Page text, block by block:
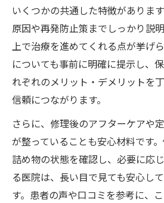
いくつかの共通した特徴がありま
原因や再発防止策までしっかり説
上で治療を進めてくれる点が挙げ
についても事前に明確に提示し、
れぞれのメリット・デメリットを
信頼につながります。
さらに、修理後のアフターケアや
が整っていることも安心材料です
詰め物の状態を確認し、必要に応
る医院は、長い目で見ても安心し
す。患者の声や口コミを参考に、